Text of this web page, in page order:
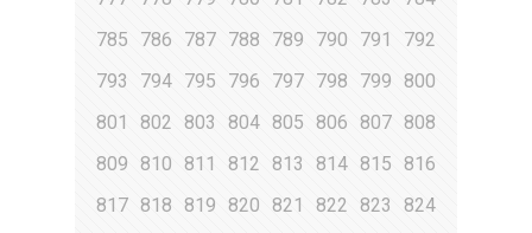
785
786 787 788 789 790 791
792
793
794 795 796 797 798 799
800
801
802 803 804 805 806 807 808
809
810 811 812 813 814 815
816
817 818 819 820 821 822 823
824